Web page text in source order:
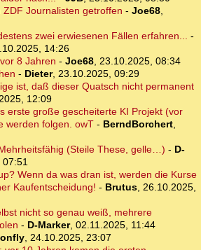
ZDF Journalisten getroffen - Joe68,
zwei erwiesenen Fällen erfahren... -
14:26
8 Jahren - Joe68, 23.10.2025, 08:34
- Dieter, 23.10.2025, 09:29
ist, daß dieser Quatsch nicht permanent
12:09
erste große gescheiterte KI Projekt (vor
werden folgen. owT - BerndBorchert,
(Steile These, gelle…) - D-
07:51
Wenn da was dran ist, werden die Kurse
Kaufentscheidung! - Brutus, 26.10.2025,
nicht so genau weiß, mehrere
- D-Marker, 02.11.2025, 11:44
, 24.10.2025, 23:07